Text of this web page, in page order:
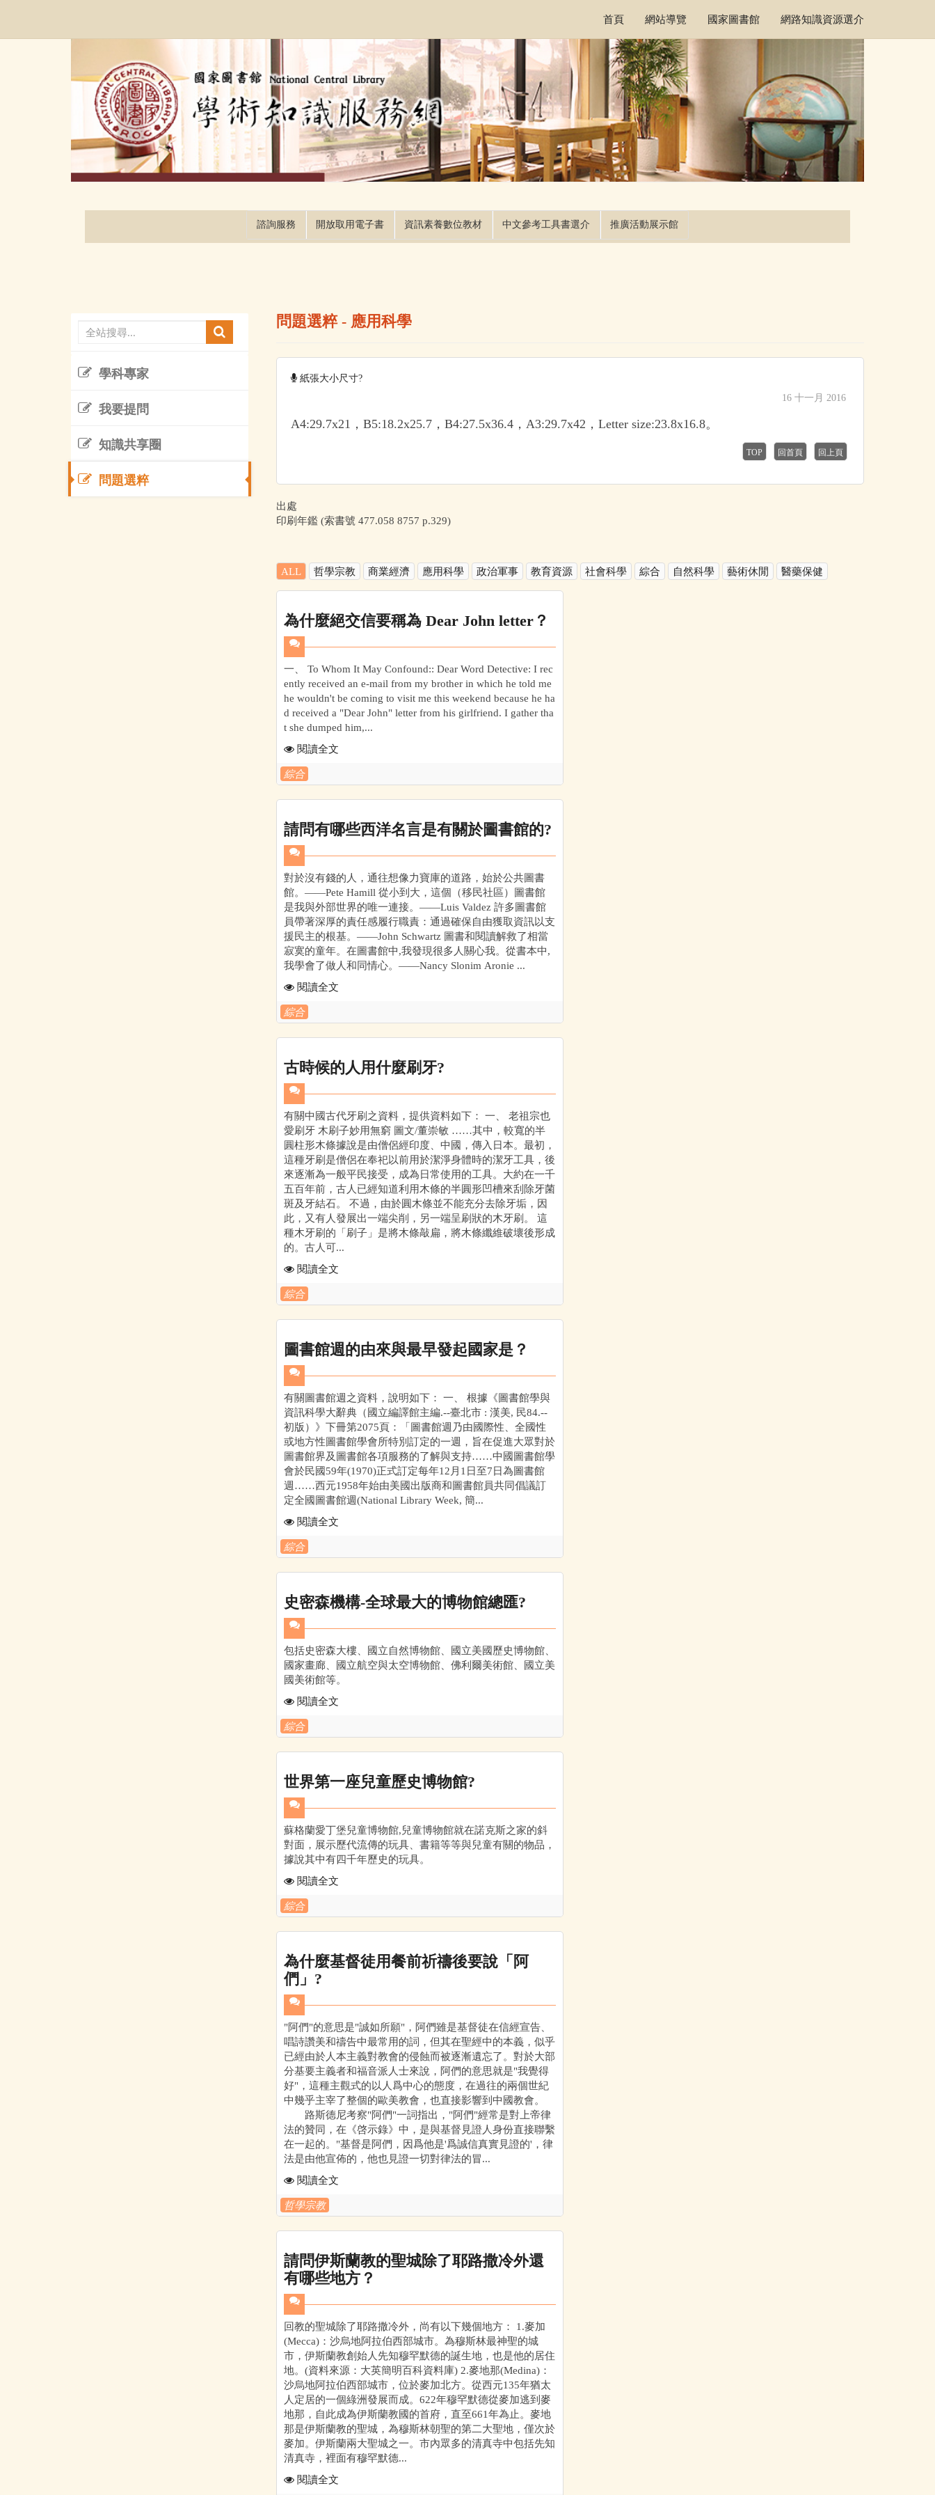
首頁
網站導覽 國家圖書館 網路知識資源選介
諮詢服務 開放取用電子書 資訊素養數位教材 中文參考工具書選介 推廣活動展示館
學科專家
我要提問
知識共享圈
問題選粹
問題選粹 - 應用科學
紙張大小尺寸?
16 十一月 2016
A4:29.7x21，B5:18.2x25.7，B4:27.5x36.4，A3:29.7x42，Letter size:23.8x16.8。
TOP 回首頁 回上頁
出處
印刷年鑑 (索書號 477.058 8757 p.329)
ALL 哲學宗教 商業經濟 應用科學 政治軍事 教育資源 社會科學 綜合 自然科學 藝術休閒 醫藥保健
為什麼絕交信要稱為 Dear John letter？
一、 To Whom It May Confound:: Dear Word Detective: I rec
ently received an e-mail from my brother in which he told me
he wouldn't be coming to visit me this weekend because he ha
d received a "Dear John" letter from his girlfriend. I gather tha
t she dumped him,...
閱讀全文
綜合
請問有哪些西洋名言是有關於圖書館的?
對於沒有錢的人，通往想像力寶庫的道路，始於公共圖書
館。——Pete Hamill 從小到大，這個（移民社區）圖書館
是我與外部世界的唯一連接。——Luis Valdez 許多圖書館
員帶著深厚的責任感履行職責：通過確保自由獲取資訊以支
援民主的根基。——John Schwartz 圖書和閱讀解救了相當
寂寞的童年。在圖書館中,我發現很多人關心我。從書本中,
我學會了做人和同情心。——Nancy Slonim Aronie ...
閱讀全文
綜合
古時候的人用什麼刷牙?
有關中國古代牙刷之資料，提供資料如下： 一、 老祖宗也
愛刷牙 木刷子妙用無窮 圖文/董崇敏 ……其中，較寬的半
圓柱形木條據說是由僧侶經印度、中國，傳入日本。最初，
這種牙刷是僧侶在奉祀以前用於潔淨身體時的潔牙工具，後
來逐漸為一般平民接受，成為日常使用的工具。大約在一千
五百年前，古人已經知道利用木條的半圓形凹槽來刮除牙菌
斑及牙結石。 不過，由於圓木條並不能充分去除牙垢，因
此，又有人發展出一端尖削，另一端呈刷狀的木牙刷。 這
種木牙刷的「刷子」是將木條敲扁，將木條纖維破壞後形成
的。古人可...
閱讀全文
綜合
圖書館週的由來與最早發起國家是？
有關圖書館週之資料，說明如下： 一、 根據《圖書館學與
資訊科學大辭典（國立編譯館主編.--臺北市 : 漢美, 民84.--
初版）》下冊第2075頁：「圖書館週乃由國際性、全國性
或地方性圖書館學會所特別訂定的一週，旨在促進大眾對於
圖書館界及圖書館各項服務的了解與支持……中國圖書館學
會於民國59年(1970)正式訂定每年12月1日至7日為圖書館
週……西元1958年始由美國出版商和圖書館員共同倡議訂
定全國圖書館週(National Library Week, 簡...
閱讀全文
綜合
史密森機構-全球最大的博物館總匯?
包括史密森大樓、國立自然博物館、國立美國歷史博物館、
國家畫廊、國立航空與太空博物館、佛利爾美術館、國立美
國美術館等。
閱讀全文
綜合
世界第一座兒童歷史博物館?
蘇格蘭愛丁堡兒童博物館,兒童博物館就在諾克斯之家的斜
對面，展示歷代流傳的玩具、書籍等等與兒童有關的物品，
據說其中有四千年歷史的玩具。
閱讀全文
綜合
為什麼基督徒用餐前祈禱後要說「阿
們」?
"阿們"的意思是"誠如所願"，阿們雖是基督徒在信經宣告、
唱詩讚美和禱告中最常用的詞，但其在聖經中的本義，似乎
已經由於人本主義對教會的侵蝕而被逐漸遺忘了。對於大部
分基要主義者和福音派人士來說，阿們的意思就是"我覺得
好"，這種主觀式的以人爲中心的態度，在過往的兩個世紀
中幾乎主宰了整個的歐美教會，也直接影響到中國教會。
路斯德尼考察"阿們"一詞指出，"阿們"經常是對上帝律
法的贊同，在《啓示錄》中，是與基督見證人身份直接聯繫
在一起的。"基督是阿們，因爲他是'爲誠信真實見證的'，律
法是由他宣佈的，他也見證一切對律法的冒...
閱讀全文
哲學宗教
請問伊斯蘭教的聖城除了耶路撒冷外還
有哪些地方？
回教的聖城除了耶路撒冷外，尚有以下幾個地方： 1.麥加
(Mecca)：沙烏地阿拉伯西部城市。為穆斯林最神聖的城
市，伊斯蘭教創始人先知穆罕默德的誕生地，也是他的居住
地。(資料來源：大英簡明百科資料庫) 2.麥地那(Medina)：
沙烏地阿拉伯西部城市，位於麥加北方。從西元135年猶太
人定居的一個綠洲發展而成。622年穆罕默德從麥加逃到麥
地那，自此成為伊斯蘭教國的首府，直至661年為止。麥地
那是伊斯蘭教的聖城，為穆斯林朝聖的第二大聖地，僅次於
麥加。伊斯蘭兩大聖城之一。市內眾多的清真寺中包括先知
清真寺，裡面有穆罕默德...
閱讀全文